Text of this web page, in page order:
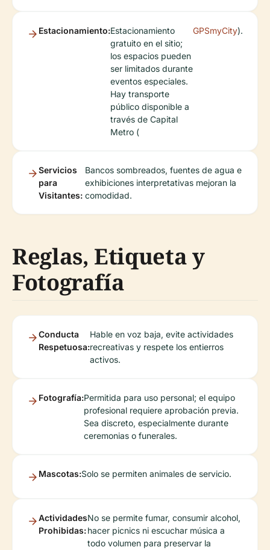
Estacionamiento:Estacionamiento
gratuito en el sitio;
los espacios pueden
ser limitados durante
eventos especiales.
Hay transporte
público disponible a
través de Capital
Metro (
GPSmyCity).
Servicios
para
Visitantes:
Bancos sombreados, fuentes de agua e
exhibiciones interpretativas mejoran la
comodidad.
Reglas, Etiqueta y
Fotografía
Conducta
Respetuosa:
Hable en voz baja, evite actividades
recreativas y respete los entierros
activos.
Fotografía:Permitida para uso personal; el equipo
profesional requiere aprobación previa.
Sea discreto, especialmente durante
ceremonias o funerales.
Mascotas:Solo se permiten animales de servicio.
Actividades
Prohibidas:
No se permite fumar, consumir alcohol,
hacer picnics ni escuchar música a
todo volumen para preservar la